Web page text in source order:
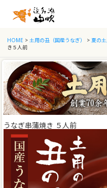
HOME > 土用の丑（国産うなぎ） > 夏の
き５人前
うなぎ串蒲焼き ５人前